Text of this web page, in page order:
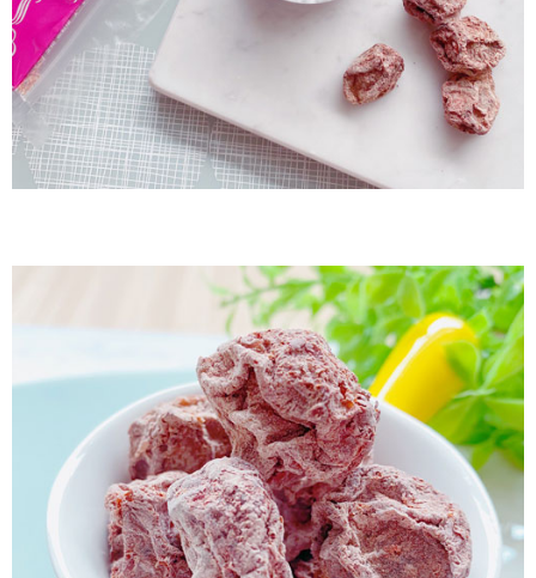
每筆NT$150，滿NT$1,399(含以上)免運費
澎湖金門馬祖宅配到家
每筆NT$250
付款後門市自取
免運費